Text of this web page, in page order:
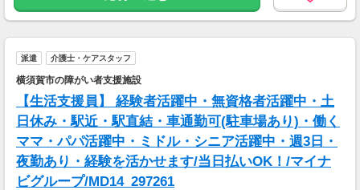
派遣 介護士・ケアスタッフ
横須賀市の障がい者支援施設
【生活支援員】 経験者活躍中・無資格者活躍中・土
日休み・駅近・駅直結・車通勤可(駐車場あり)・働く
ママ・パパ活躍中・ミドル・シニア活躍中・週3日・
夜勤あり・経験を活かせます/当日払いOK！/マイナ
ビグループ/MD14_297261